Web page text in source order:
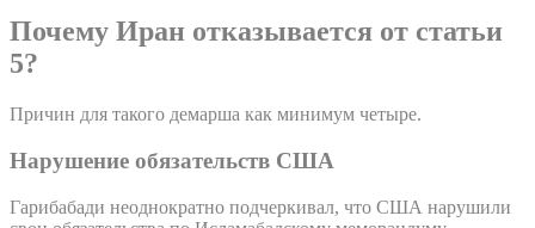
Почему Иран отказывается от статьи
5?
Причин для такого демарша как минимум четыре.
Нарушение обязательств США
Гарибабади неоднократно подчеркивал, что США нарушили